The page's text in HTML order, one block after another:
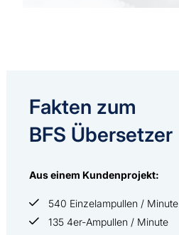
Fakten zum
BFS Übersetzer
Aus einem Kundenprojekt:
540 Einzelampullen / Minute
135 4er-Ampullen / Minute